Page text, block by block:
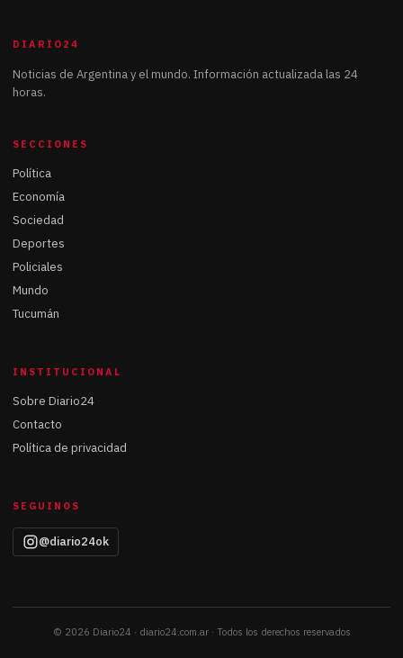
DIARIO24
Noticias de Argentina y el mundo. Información actualizada las 24
horas.
SECCIONES
Política
Economía
Sociedad
Deportes
Policiales
Mundo
Tucumán
INSTITUCIONAL
Sobre Diario24
Contacto
Política de privacidad
SEGUINOS
@diario24ok
© 2026 Diario24 · diario24.com.ar · Todos los derechos reservados